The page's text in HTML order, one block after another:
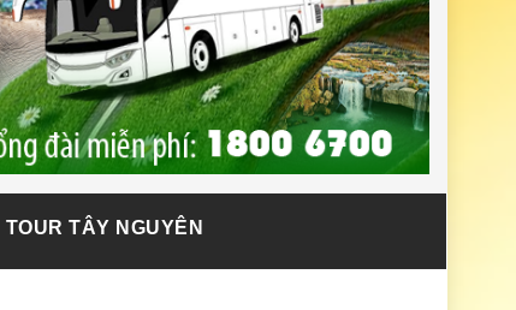
TOUR TÂY NGUYÊN